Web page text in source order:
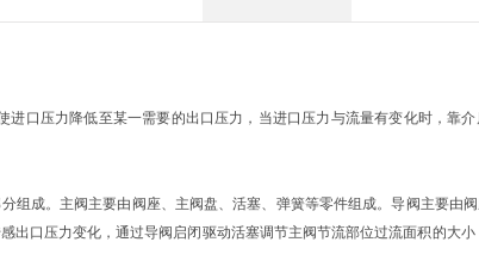
进口压力降低至某一需要的出口压力，当进口压力与流量有变化时，靠
组成。主阀主要由阀座、主阀盘、活塞、弹簧等零件组成。导阀主要由
出口压力变化，通过导阀启闭驱动活塞调节主阀节流部位过流面积的大小